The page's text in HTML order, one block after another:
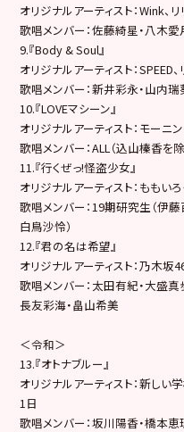
オリジナルアーティスト：Wink、
歌唱メンバー：佐藤綺星・八木愛
9.『Body & Soul』
オリジナルアーティスト：SPEED
歌唱メンバー：新井彩永・山内瑞
10.『LOVEマシーン』
オリジナルアーティスト：モーニ
歌唱メンバー：ALL（込山榛香を除
11.『行くぜっ!怪盗少女』
オリジナルアーティスト：ももい
歌唱メンバー：19期研究生（伊藤
白鳥沙怜）
12.『君の名は希望』
オリジナルアーティスト：乃木坂
歌唱メンバー：太田有紀・大盛真
長友彩海・畠山希美
＜令和＞
13.『オトナブルー』
オリジナルアーティスト：新しい
1日
歌唱メンバー：坂川陽香・橋本